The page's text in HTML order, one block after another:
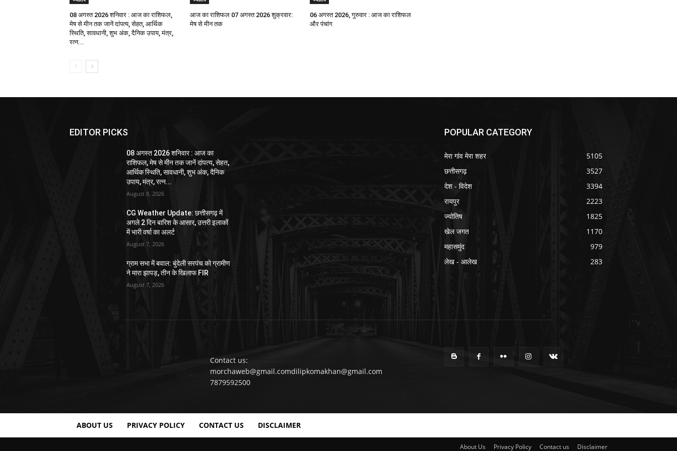
08 अगस्त 2026 शनिवार : आज का राशिफल,
मेष से मीन तक जानें दांपत्य, सेहत, आर्थिक
स्थिति, सावधानी, शुभ अंक, दैनिक उपाय, मंत्र,
रत्न...
आज का राशिफल 07 अगस्त 2026 शुक्रवार:
मेष से मीन तक
06 अगस्त 2026, गुरुवार : आज का राशिफल
और पंचांग
EDITOR PICKS
08 अगस्त 2026 शनिवार : आज का
राशिफल, मेष से मीन तक जानें दांपत्य, सेहत,
आर्थिक स्थिति, सावधानी, शुभ अंक, दैनिक
उपाय, मंत्र, रत्न...
August 8, 2026
CG Weather Update: छत्तीसगढ़ में
अगले 2 दिन बारिश के आसार, उत्तरी इलाकों
में भारी वर्षा का अलर्ट
August 7, 2026
ग्राम सभा में बवाल: बुंदेली सरपंच को ग्रामीण
ने मारा झापड़, तीन के खिलाफ FIR
August 7, 2026
POPULAR CATEGORY
मेरा गांव मेरा शहर
5105
छत्तीसगढ़
3527
देश - विदेश
3394
रायपुर
2223
ज्योतिष
1825
खेल जगत
1170
महासमुंद
979
लेख - आलेख
283
Contact us:
morchaweb@gmail.comdilipkomakhan@gmail.com
7879592500
ABOUT US PRIVACY POLICY CONTACT US DISCLAIMER
About Us Privacy Policy Contact us Disclaimer